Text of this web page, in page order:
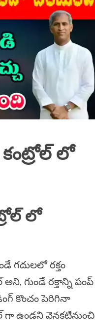
లో
లో
గదులలో రక్తం
గుండే రక్తాన్ని పంప్
కొంచం పెరిగినా
గా ఉండని వెనకటినుంచి